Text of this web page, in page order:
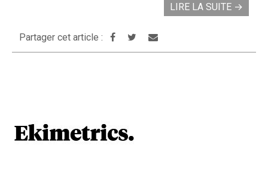
LIRE LA SUITE →
Partager cet article :